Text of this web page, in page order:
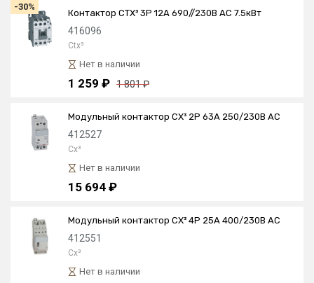
-30%
Контактор CTX³ 3P 12А 690//230В AC 7.5кВт
416096
Ctx³
Нет в наличии
1 259 ₽ 1 801 ₽
Модульный контактор CX³ 2P 63А 250/230В AC
412527
Cx³
Нет в наличии
15 694 ₽
Модульный контактор CX³ 4P 25А 400/230В AC
412551
Cx³
Нет в наличии